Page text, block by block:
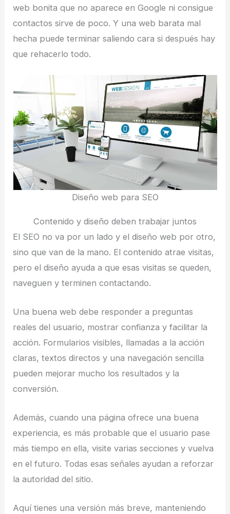
web bonita que no aparece en Google ni consigue
contactos sirve de poco. Y una web barata mal
hecha puede terminar saliendo cara si después hay
que rehacerlo todo.
Diseño web para SEO
Contenido y diseño deben trabajar juntos
El SEO no va por un lado y el diseño web por otro,
sino que van de la mano. El contenido atrae visitas,
pero el diseño ayuda a que esas visitas se queden,
naveguen y terminen contactando.
Una buena web debe responder a preguntas
reales del usuario, mostrar confianza y facilitar la
acción. Formularios visibles, llamadas a la acción
claras, textos directos y una navegación sencilla
pueden mejorar mucho los resultados y la
conversión.
Además, cuando una página ofrece una buena
experiencia, es más probable que el usuario pase
más tiempo en ella, visite varias secciones y vuelva
en el futuro. Todas esas señales ayudan a reforzar
la autoridad del sitio.
Aquí tienes una versión más breve, manteniendo